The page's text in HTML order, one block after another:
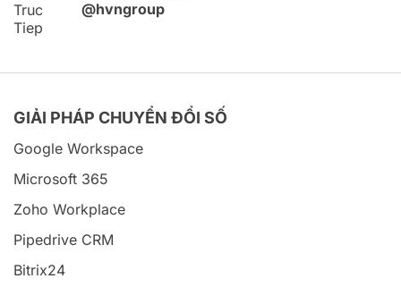
@hvngroup
GIẢI PHÁP CHUYỂN ĐỔI SỐ
Google Workspace
Microsoft 365
Zoho Workplace
Pipedrive CRM
Bitrix24